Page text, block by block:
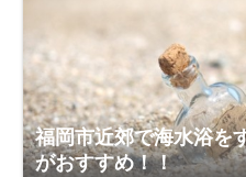
福岡市近郊で海水浴を
がおすすめ！！